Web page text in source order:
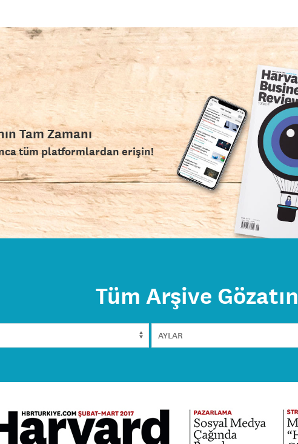
Tam Zamanı
tüm platformlardan erişin!
Tüm Arşive Gözatın